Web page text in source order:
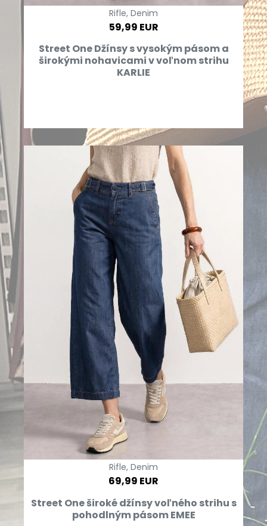
Rifle, Denim
59,99 EUR
Street One Džínsy s vysokým pásom a
širokými nohavicami v voľnom strihu
KARLIE
Rifle, Denim
69,99 EUR
Street One široké džínsy voľného strihu s
pohodlným pásom EMEE